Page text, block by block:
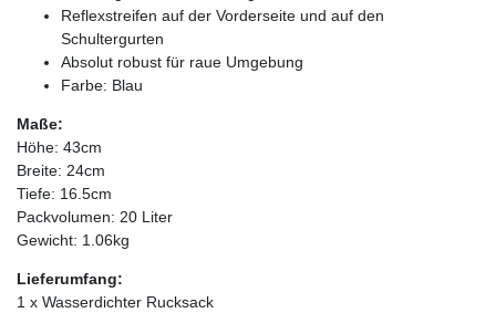
Reflexstreifen auf der Vorderseite und auf den
Schultergurten
Absolut robust für raue Umgebung
Farbe: Blau
Maße:
Höhe: 43cm
Breite: 24cm
Tiefe: 16.5cm
Packvolumen: 20 Liter
Gewicht: 1.06kg
Lieferumfang:
1 x Wasserdichter Rucksack